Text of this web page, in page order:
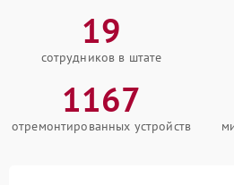
19
сотрудников в штате
1167
отремонтированных устройств